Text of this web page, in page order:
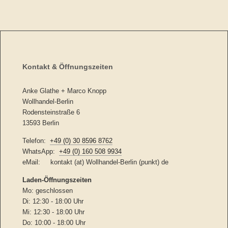
Kontakt & Öffnungszeiten
Anke Glathe + Marco Knopp
Wollhandel-Berlin
Rodensteinstraße 6
13593 Berlin
Telefon: +49 (0) 30 8596 8762
WhatsApp: +49 (0) 160 508 9934
eMail: kontakt (at) Wollhandel-Berlin (punkt) de
Laden-Öffnungszeiten
Mo: geschlossen
Di: 12:30 - 18:00 Uhr
Mi: 12:30 - 18:00 Uhr
Do: 10:00 - 18:00 Uhr